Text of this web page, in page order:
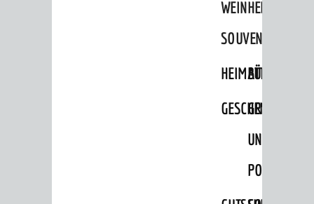
WEINHEIMER
SOUVENIRS
HEIMATTAGE
BÜCHER
GESCHENKE
GRUSS-
UND
POSTKARTEN